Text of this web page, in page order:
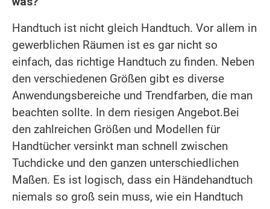
Handtuch ist nicht gleich Handtuch. Vor allem in
gewerblichen Räumen ist es gar nicht so
einfach, das richtige Handtuch zu finden. Neben
den verschiedenen Größen gibt es diverse
Anwendungsbereiche und Trendfarben, die man
beachten sollte. In dem riesigen Angebot.Bei
den zahlreichen Größen und Modellen für
Handtücher versinkt man schnell zwischen
Tuchdicke und den ganzen unterschiedlichen
Maßen. Es ist logisch, dass ein Händehandtuch
niemals so groß sein muss, wie ein Handtuch